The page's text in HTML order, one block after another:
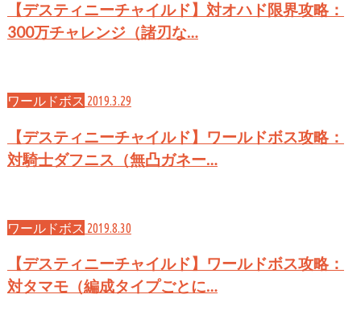
【デスティニーチャイルド】対オハド限界攻略：
300万チャレンジ（諸刃な…
ワールドボス 2019.3.29
【デスティニーチャイルド】ワールドボス攻略：
対騎士ダフニス（無凸ガネー…
ワールドボス 2019.8.30
【デスティニーチャイルド】ワールドボス攻略：
対タマモ（編成タイプごとに…